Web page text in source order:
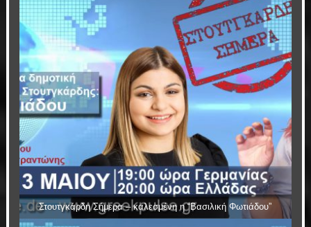
Στουτγκάρδη Σήμερα – καλεσμένη η “Βασιλική Φωτιάδου”